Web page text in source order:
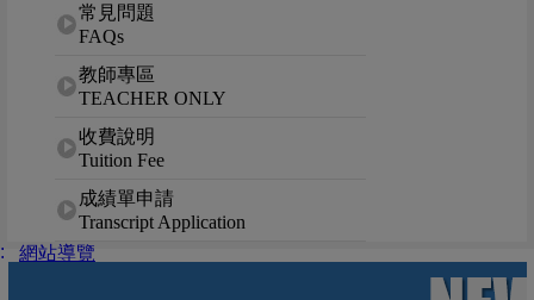
常見問題
FAQs
教師專區
TEACHER ONLY
收費說明
Tuition Fee
成績單申請
Transcript Application
網站導覽